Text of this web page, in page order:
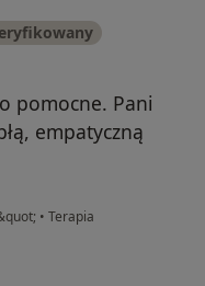
pomocne. Pani
empatyczną
• Terapia